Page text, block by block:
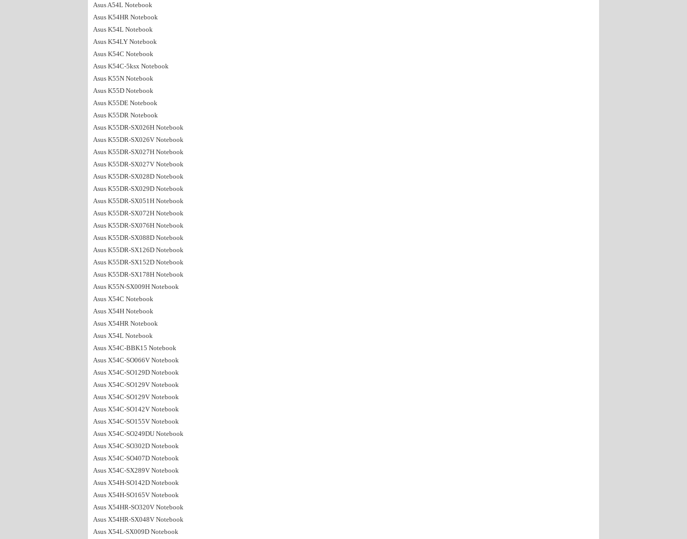
Asus A54L Notebook
Asus K54HR Notebook
Asus K54L Notebook
Asus K54LY Notebook
Asus K54C Notebook
Asus K54C-5ksx Notebook
Asus K55N Notebook
Asus K55D Notebook
Asus K55DE Notebook
Asus K55DR Notebook
Asus K55DR-SX026H Notebook
Asus K55DR-SX026V Notebook
Asus K55DR-SX027H Notebook
Asus K55DR-SX027V Notebook
Asus K55DR-SX028D Notebook
Asus K55DR-SX029D Notebook
Asus K55DR-SX051H Notebook
Asus K55DR-SX072H Notebook
Asus K55DR-SX076H Notebook
Asus K55DR-SX088D Notebook
Asus K55DR-SX126D Notebook
Asus K55DR-SX152D Notebook
Asus K55DR-SX178H Notebook
Asus K55N-SX009H Notebook
Asus X54C Notebook
Asus X54H Notebook
Asus X54HR Notebook
Asus X54L Notebook
Asus X54C-BBK15 Notebook
Asus X54C-SO066V Notebook
Asus X54C-SO129D Notebook
Asus X54C-SO129V Notebook
Asus X54C-SO129V Notebook
Asus X54C-SO142V Notebook
Asus X54C-SO155V Notebook
Asus X54C-SO249DU Notebook
Asus X54C-SO302D Notebook
Asus X54C-SO407D Notebook
Asus X54C-SX289V Notebook
Asus X54H-SO142D Notebook
Asus X54H-SO165V Notebook
Asus X54HR-SO320V Notebook
Asus X54HR-SX048V Notebook
Asus X54L-SX009D Notebook